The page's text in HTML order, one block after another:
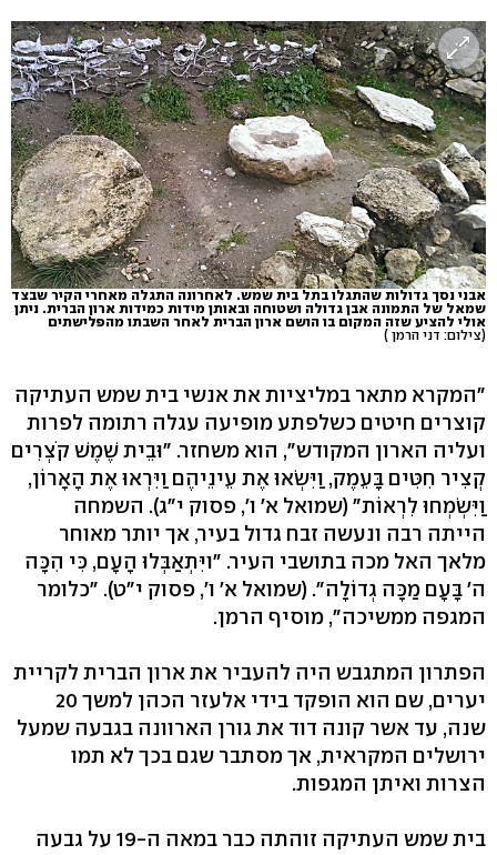
אבני נסך גדולות שהתגלו בתל בית שמש. לאחרונה התגלה מאחרי הקיר שבצד
שמאל של התמונה אבן גדולה ושטוחה ובאותן מידות כמידות ארון הברית. ניתן
אולי להציע שזה המקום בו הושם ארון הברית לאחר השבתו מהפלישתים
(צילום: דני הרמן )
"המקרא מתאר במליציות את אנשי בית שמש העתיקה
קוצרים חיטים כשלפתע מופיעה עגלה רתומה לפרות
ועליה הארון המקודש", הוא משחזר. "וּבֵית שֶׁמֶשׁ קֹצְרִים
קְצִיר חִטִּים בָּעֵמֶק, וַיִּשְׂאוּ אֶת עֵינֵיהֶם וַיִּרְאוּ אֶת הָאָרוֹן,
וַיִּשְׂמְחוּ לִרְאוֹת" (שמואל א' ו', פסוק י"ג). השמחה
הייתה רבה ונעשה זבח גדול בעיר, אך יותר מאוחר
מלאך האל מכה בתושבי העיר. "ויִּתְאַבְּלוּ הָעָם, כִּי הִכָּה
ה' בָּעָם מַכָּה גְדוֹלָה". (שמואל א' ו', פסוק י"ט). "כלומר
המגפה ממשיכה", מוסיף הרמן.
הפתרון המתגבש היה להעביר את ארון הברית לקריית
יערים, שם הוא הופקד בידי אלעזר הכהן למשך 20
שנה, עד אשר קונה דוד את גורן הארוונה בגבעה שמעל
ירושלים המקראית, אך מסתבר שגם בכך לא תמו
הצרות ואיתן המגפות.
בית שמש העתיקה זוהתה כבר במאה ה-19 על גבעה